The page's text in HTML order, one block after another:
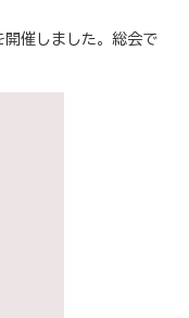
開催しました。総会で